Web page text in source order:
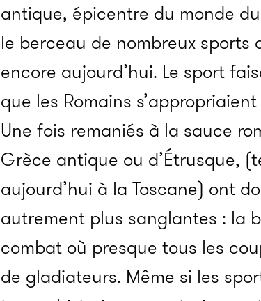
antique, épicentre du monde
le berceau de nombreux
encore aujourd’hui. Le sport
que les Romains
Une fois remaniés à la sauce
Grèce antique ou d’Étrusque,
aujourd’hui à la Toscane) ont
autrement plus sanglantes : la
combat où presque tous les
de gladiateurs. Même si les